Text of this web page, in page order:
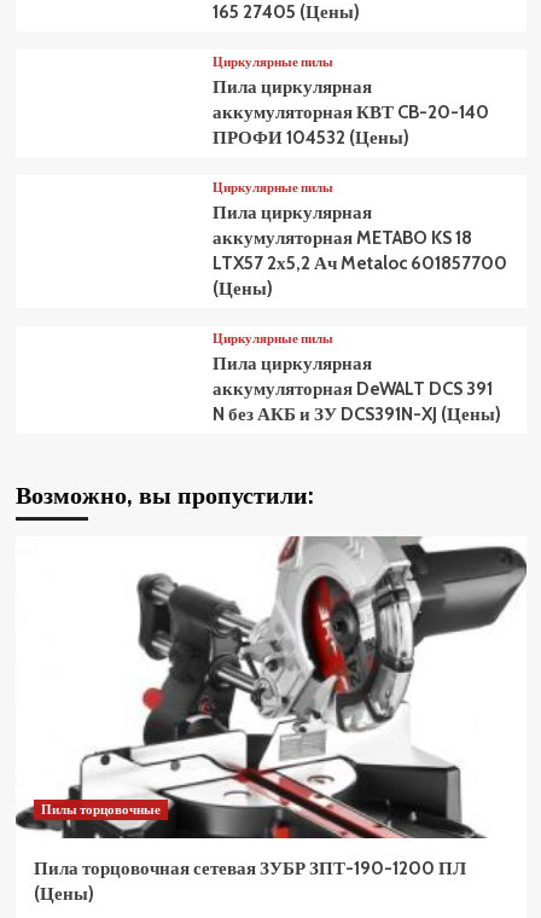
165 27405 (Цены)
Циркулярные пилы
Пила циркулярная
аккумуляторная КВТ CB-20-140
ПРОФИ 104532 (Цены)
Циркулярные пилы
Пила циркулярная
аккумуляторная METABO KS 18
LTX57 2х5,2 Ач Metaloc 601857700
(Цены)
Циркулярные пилы
Пила циркулярная
аккумуляторная DeWALT DCS 391
N без АКБ и ЗУ DCS391N-XJ (Цены)
Возможно, вы пропустили:
Пилы торцовочные
Пила торцовочная сетевая ЗУБР ЗПТ-190-1200 ПЛ
(Цены)